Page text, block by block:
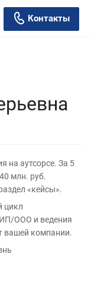
Контакты
аутсорсе. За 5
млн. руб.
«кейсы».
цикл
ИП/ООО и ведения
вашей компании.